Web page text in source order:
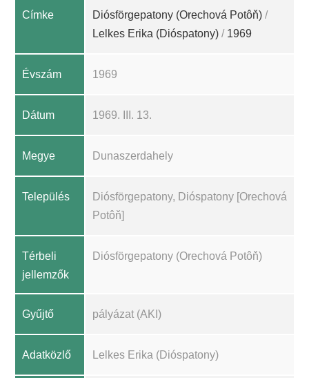
Címke Diósförgepatony (Orechová Potôň) /
Lelkes Erika (Dióspatony) / 1969
Évszám 1969
Dátum 1969. III. 13.
Megye Dunaszerdahely
Település
Diósförgepatony, Dióspatony [Orechová
Potôň]
Térbeli
jellemzők
Diósförgepatony (Orechová Potôň)
Gyűjtő pályázat (AKI)
Adatközlő Lelkes Erika (Dióspatony)